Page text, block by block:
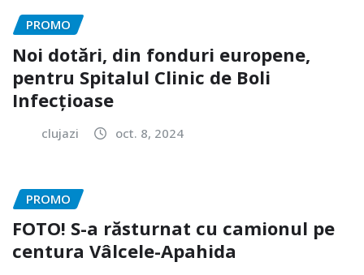
PROMO
Noi dotări, din fonduri europene,
pentru Spitalul Clinic de Boli
Infecțioase
clujazi oct. 8, 2024
PROMO
FOTO! S-a răsturnat cu camionul pe
centura Vâlcele-Apahida